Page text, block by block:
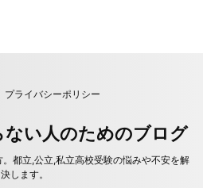
プライバシーポリシー
い人のためのブログ
都立,公立,私立高校受験の悩みや不安を解
決します。